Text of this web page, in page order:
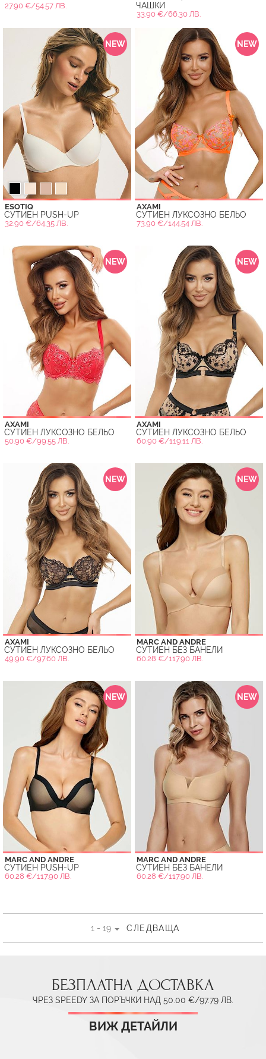
27.90 €/54.57 ЛВ.
ЧАШКИ
33.90 €/66.30 ЛВ.
NEW
ESOTIQ
СУТИЕН PUSH-UP
32.90 €/64.35 ЛВ.
NEW
AXAMI
СУТИЕН ЛУКСОЗНО БЕЛЬО
73.90 €/144.54 ЛВ.
NEW
AXAMI
СУТИЕН ЛУКСОЗНО БЕЛЬО
50.90 €/99.55 ЛВ.
NEW
AXAMI
СУТИЕН ЛУКСОЗНО БЕЛЬО
60.90 €/119.11 ЛВ.
NEW
AXAMI
СУТИЕН ЛУКСОЗНО БЕЛЬО
49.90 €/97.60 ЛВ.
NEW
MARC AND ANDRE
СУТИЕН БЕЗ БАНЕЛИ
60.28 €/117.90 ЛВ.
NEW
MARC AND ANDRE
СУТИЕН PUSH-UP
60.28 €/117.90 ЛВ.
NEW
MARC AND ANDRE
СУТИЕН БЕЗ БАНЕЛИ
60.28 €/117.90 ЛВ.
1 - 19 СЛЕДВАЩА
БЕЗПЛАТНА ДОСТАВКА
ЧРЕЗ SPEEDY ЗА ПОРЪЧКИ НАД 50.00 €/97.79 ЛВ.
ВИЖ ДЕТАЙЛИ